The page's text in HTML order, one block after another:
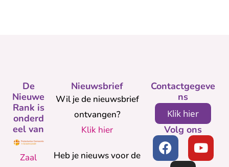
Nieuwsbrief
Wil je de nieuwsbrief
ontvangen?
Klik hier
Heb je nieuws voor de
De
Nieuwe
Rank is
onderd
eel van
Zaal
Contactgegeve
ns
Klik hier
Volg ons